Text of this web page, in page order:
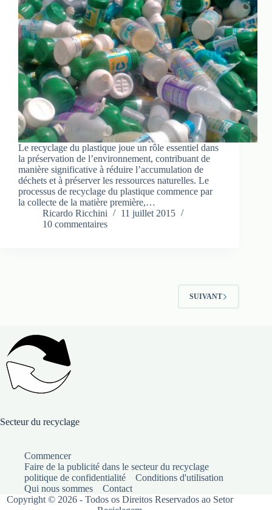
Le recyclage du plastique joue un rôle essentiel dans
la préservation de l’environnement, contribuant de
manière significative à réduire l’accumulation de
déchets et à préserver les ressources naturelles. Le
processus de recyclage du plastique commence par
la collecte de la matière première,…
Ricardo Ricchini
11 juillet 2015
10 commentaires
SUIVANT
Secteur du recyclage
Commencer
Faire de la publicité dans le secteur du recyclage
politique de confidentialité
Conditions d'utilisation
Qui nous sommes
Contact
Copyright © 2026 - Todos os Direitos Reservados ao Setor